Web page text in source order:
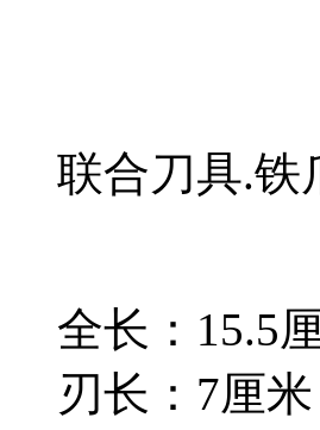
联合刀具.铁
全长：15.5
刃长：7厘米